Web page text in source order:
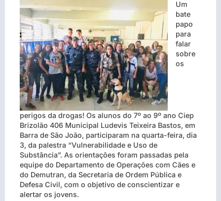
Um
bate
papo
para
falar
sobre
os
perigos da drogas! Os alunos do 7º ao 9º ano Ciep
Brizolão 406 Municipal Ludevis Teixeira Bastos, em
Barra de São João, participaram na quarta-feira, dia
3, da palestra “Vulnerabilidade e Uso de
Substância”. As orientações foram passadas pela
equipe do Departamento de Operações com Cães e
do Demutran, da Secretaria de Ordem Pública e
Defesa Civil, com o objetivo de conscientizar e
alertar os jovens.